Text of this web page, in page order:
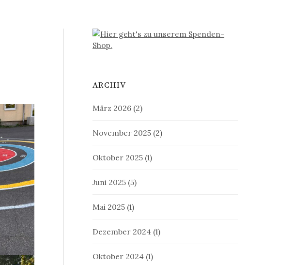
ARCHIV
März 2026 (2)
November 2025 (2)
Oktober 2025 (1)
Juni 2025 (5)
Mai 2025 (1)
Dezember 2024 (1)
Oktober 2024 (1)